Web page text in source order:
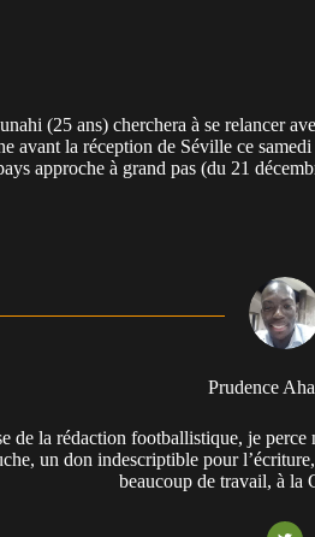
(25 ans) cherchera à se relancer
avant la réception de Séville ce
approche à grand pas (du 21
Prudence
de la rédaction footballistique, je
un don indescriptible pour
beaucoup de travail, à la